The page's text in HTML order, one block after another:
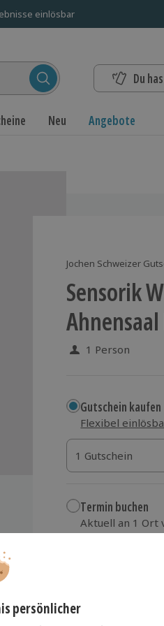
einlösbar
Du
Neu Angebote
Jochen Schweizer
Sensorik
1 Person
Gutschein kaufen
Flexibel
1 Gutschein
1 Gutschein
1 Gutschein
Termin buchen
Aktuell an 1 Ort